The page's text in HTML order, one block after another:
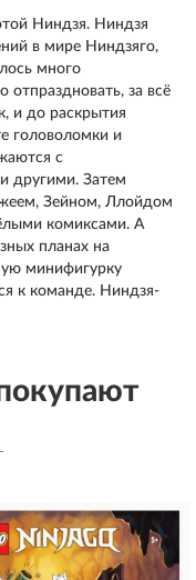
Ниндзя. Ниндзя
в мире Ниндзяго,
много
за всё
и до раскрытия
головоломки и
с
другими. Затем
Зейном, Ллойдом
комиксами. А
планах на
минифигурку
к команде. Ниндзя-